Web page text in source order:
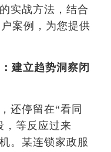
实战方法，结合
案例，为您提供
建立趋势洞察闭
还停留在“看同
，等反应过来
。某连锁家政服